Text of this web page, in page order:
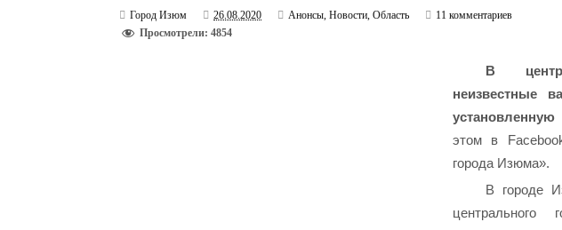
Город Изюм 26.08.2020 Анонсы,Новости,Область
11 комментариев
Просмотрели: 4854
В
неизвестные
этом в
города Изюма».
В городе
центрального